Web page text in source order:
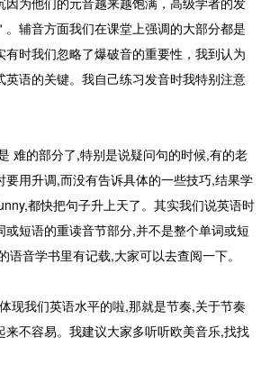
。辅音方面我们在课堂上强调的大部分都是
有时我们忽略了爆破音的重要性，我到认为
英语的关键。我自己练习发音时我特别注意
的部分了,特别是说疑问句的时候,有的老
要用升调,而没有告诉具体的一些技巧,结果学
都快把句子升上天了。其实我们说英语时
或短语的重读音节部分,并不是整个单词或短
语音学书里有记载,大家可以去查阅一下。
我们英语水平的啦,那就是节奏,关于节奏
来不容易。我建议大家多听听欧美音乐,找找